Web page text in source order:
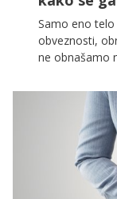
Samo eno
obveznosti,
ne obnašamo
stresnih in
naberejo in
ravnovesje
izločati
puščajo
postavimo na
naraven